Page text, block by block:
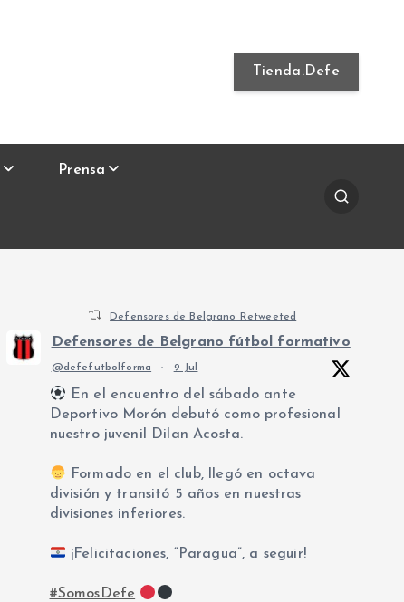
Tienda.Defe
Prensa
Defensores de Belgrano Retweeted
Defensores de Belgrano fútbol formativo
@defefutbolforma · 9 Jul
En el encuentro del sábado ante
Deportivo Morón debutó como profesional
nuestro juvenil Dilan Acosta.
Formado en el club, llegó en octava
división y transitó 5 años en nuestras
divisiones inferiores.
¡Felicitaciones, “Paragua”, a seguir!
#SomosDefe